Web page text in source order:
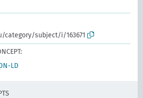
category/subject/i/163671
LD